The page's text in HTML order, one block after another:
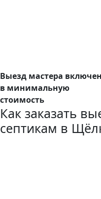
Выезд мастера включен
в минимальную
стоимость
Как заказать
септикам в